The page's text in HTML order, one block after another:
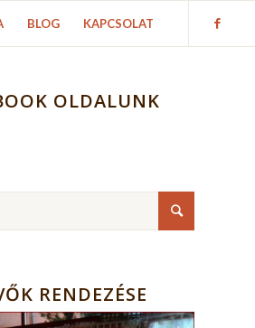
BLOG KAPCSOLAT
OLDALUNK
RENDEZÉSE